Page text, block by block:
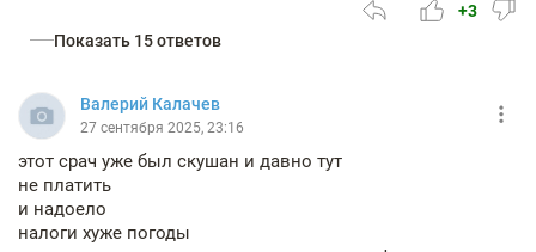
+3
Показать 15 ответов
Валерий Калачев
27 сентября 2025, 23:16
этот срач уже был скушан и давно тут
не платить
и надоело
налоги хуже погоды